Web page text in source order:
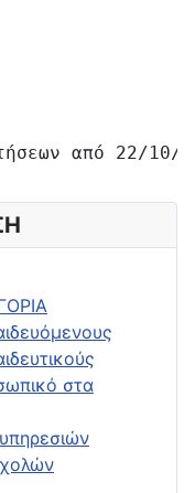
στα
από 22/